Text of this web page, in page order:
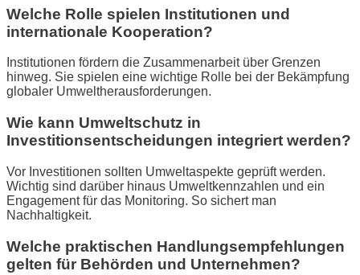
Welche Rolle spielen Institutionen und
internationale Kooperation?
Institutionen fördern die Zusammenarbeit über Grenzen
hinweg. Sie spielen eine wichtige Rolle bei der Bekämpfung
globaler Umweltherausforderungen.
Wie kann Umweltschutz in
Investitionsentscheidungen integriert werden?
Vor Investitionen sollten Umweltaspekte geprüft werden.
Wichtig sind darüber hinaus Umweltkennzahlen und ein
Engagement für das Monitoring. So sichert man
Nachhaltigkeit.
Welche praktischen Handlungsempfehlungen
gelten für Behörden und Unternehmen?